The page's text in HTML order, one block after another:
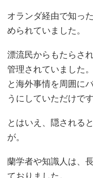
オランダ経由で知っ
められていました。
漂流民からもたらさ
管理されていました
と海外事情を周囲に
うにしていただけです
とはいえ、隠される
が。
蘭学者や知識人は、
ておりました。